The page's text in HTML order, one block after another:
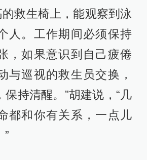
的救生椅上，能观察到泳
人。工作期间必须保持
，如果意识到自己疲倦
与巡视的救生员交换，
保持清醒。”胡建说，“几
都和你有关系，一点儿
”